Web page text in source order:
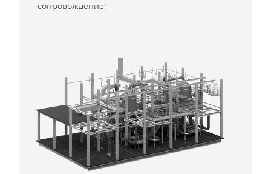
сопровождение!